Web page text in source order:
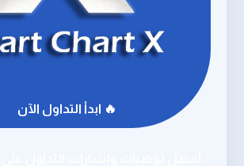
🔥 ابدأ التداول الآن